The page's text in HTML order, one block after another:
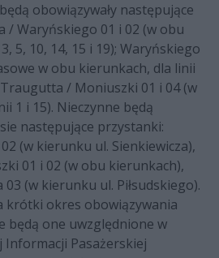
obowiązywały następujące
/ Waryńskiego 01 i 02 (w obu
5, 10, 14, 15 i 19); Waryńskiego
w obu kierunkach, dla linii
Traugutta / Moniuszki 01 i 04 (w
1 i 15). Nieczynne będą
następujące przystanki:
(w kierunku ul. Sienkiewicza),
01 i 02 (w obu kierunkach),
(w kierunku ul. Piłsudskiego).
krótki okres obowiązywania
będą one uwzględnione w
Informacji Pasażerskiej